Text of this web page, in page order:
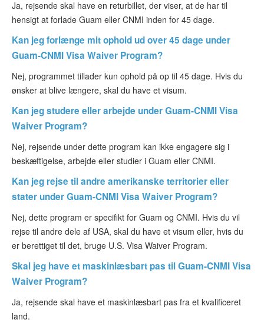
Ja, rejsende skal have en returbillet, der viser, at de har til
hensigt at forlade Guam eller CNMI inden for 45 dage.
Kan jeg forlænge mit ophold ud over 45 dage under
Guam-CNMI Visa Waiver Program?
Nej, programmet tillader kun ophold på op til 45 dage. Hvis du
ønsker at blive længere, skal du have et visum.
Kan jeg studere eller arbejde under Guam-CNMI Visa
Waiver Program?
Nej, rejsende under dette program kan ikke engagere sig i
beskæftigelse, arbejde eller studier i Guam eller CNMI.
Kan jeg rejse til andre amerikanske territorier eller
stater under Guam-CNMI Visa Waiver Program?
Nej, dette program er specifikt for Guam og CNMI. Hvis du vil
rejse til andre dele af USA, skal du have et visum eller, hvis du
er berettiget til det, bruge U.S. Visa Waiver Program.
Skal jeg have et maskinlæsbart pas til Guam-CNMI Visa
Waiver Program?
Ja, rejsende skal have et maskinlæsbart pas fra et kvalificeret
land.